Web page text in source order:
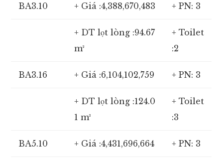
BA3.10 + Giá :4,388,670,483 + PN: 3
+ DT lọt lòng :94.67
m²
+ Toilet
:2
BA3.16 + Giá :6,104,102,759 + PN: 3
+ DT lọt lòng :124.0
1 m²
+ Toilet
:3
BA5.10 + Giá :4,431,696,664 + PN: 3